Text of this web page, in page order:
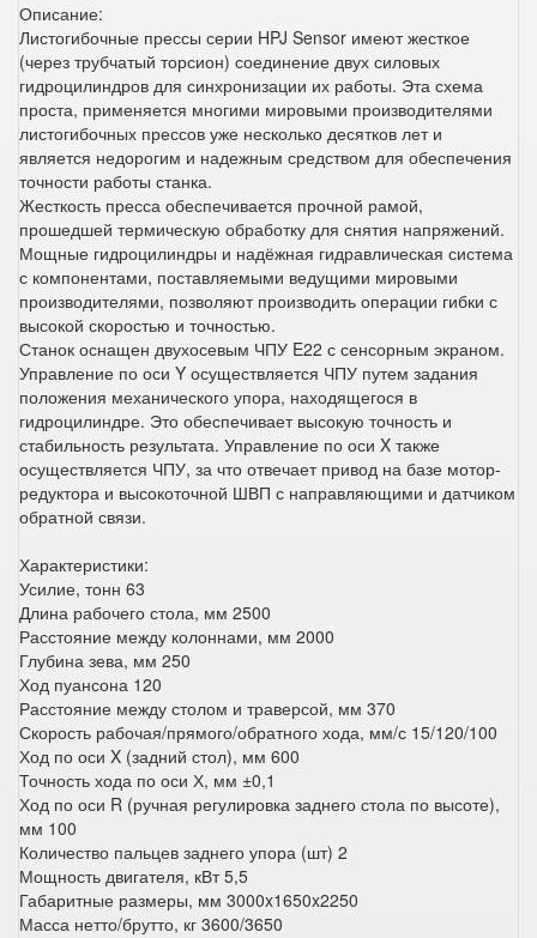
Описание:
Листогибочные прессы серии HPJ Sensor имеют жесткое
(через трубчатый торсион) соединение двух силовых
гидроцилиндров для синхронизации их работы. Эта схема
проста, применяется многими мировыми производителями
листогибочных прессов уже несколько десятков лет и
является недорогим и надежным средством для обеспечения
точности работы станка.
Жесткость пресса обеспечивается прочной рамой,
прошедшей термическую обработку для снятия напряжений.
Мощные гидроцилиндры и надёжная гидравлическая система
с компонентами, поставляемыми ведущими мировыми
производителями, позволяют производить операции гибки с
высокой скоростью и точностью.
Станок оснащен двухосевым ЧПУ E22 с сенсорным экраном.
Управление по оси Y осуществляется ЧПУ путем задания
положения механического упора, находящегося в
гидроцилиндре. Это обеспечивает высокую точность и
стабильность результата. Управление по оси X также
осуществляется ЧПУ, за что отвечает привод на базе мотор-
редуктора и высокоточной ШВП с направляющими и датчиком
обратной связи.
Характеристики:
Усилие, тонн 63
Длина рабочего стола, мм 2500
Расстояние между колоннами, мм 2000
Глубина зева, мм 250
Ход пуансона 120
Расстояние между столом и траверсой, мм 370
Скорость рабочая/прямого/обратного хода, мм/с 15/120/100
Ход по оси X (задний стол), мм 600
Точность хода по оси Х, мм ±0,1
Ход по оси R (ручная регулировка заднего стола по высоте),
мм 100
Количество пальцев заднего упора (шт) 2
Мощность двигателя, кВт 5,5
Габаритные размеры, мм 3000x1650x2250
Масса нетто/брутто, кг 3600/3650